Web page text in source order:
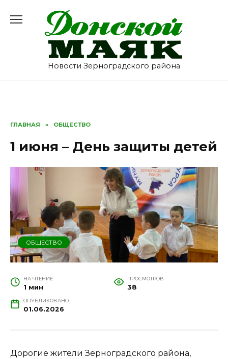
содержанию
Новости Зерноградского района
ГЛАВНАЯ » ОБЩЕСТВО
1 июня – День защиты детей
ОБЩЕСТВО
НА ЧТЕНИЕ
1 мин
ПРОСМОТРОВ
38
ОПУБЛИКОВАНО
01.06.2026
Дорогие жители Зерноградского района,